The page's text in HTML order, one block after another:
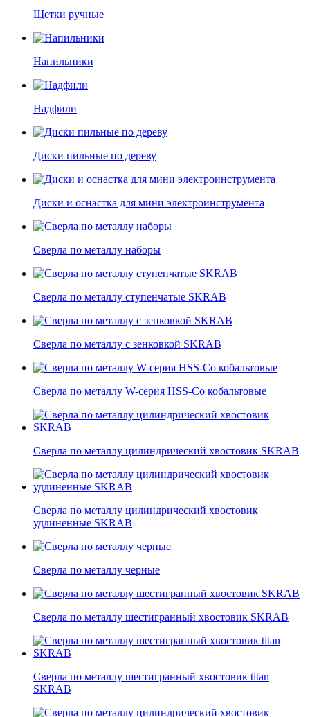
Щетки ручные
Напильники
Надфили
Диски пильные по дереву
Диски и оснастка для мини электроинструмента
Сверла по металлу наборы
Сверла по металлу ступенчатые SKRAB
Сверла по металлу с зенковкой SKRAB
Сверла по металлу W-серия HSS-Co кобальтовые
Сверла по металлу цилиндрический хвостовик SKRAB
Сверла по металлу цилиндрический хвостовик
удлиненные SKRAB
Сверла по металлу черные
Сверла по металлу шестигранный хвостовик SKRAB
Сверла по металлу шестигранный хвостовик titan
SKRAB